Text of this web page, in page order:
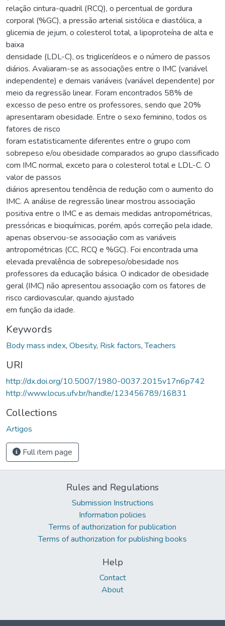
relação cintura-quadril (RCQ), o percentual de gordura
corporal (%GC), a pressão arterial sistólica e diastólica, a
glicemia de jejum, o colesterol total, a lipoproteína de alta e
baixa
densidade (LDL-C), os triglicerídeos e o número de passos
diários. Avaliaram-se as associações entre o IMC (variável
independente) e demais variáveis (variável dependente) por
meio da regressão linear. Foram encontrados 58% de
excesso de peso entre os professores, sendo que 20%
apresentaram obesidade. Entre o sexo feminino, todos os
fatores de risco
foram estatisticamente diferentes entre o grupo com
sobrepeso e/ou obesidade comparados ao grupo classificado
com IMC normal, exceto para o colesterol total e LDL-C. O
valor de passos
diários apresentou tendência de redução com o aumento do
IMC. A análise de regressão linear mostrou associação
positiva entre o IMC e as demais medidas antropométricas,
pressóricas e bioquímicas, porém, após correção pela idade,
apenas observou-se associação com as variáveis
antropométricas (CC, RCQ e %GC). Foi encontrada uma
elevada prevalência de sobrepeso/obesidade nos
professores da educação básica. O indicador de obesidade
geral (IMC) não apresentou associação com os fatores de
risco cardiovascular, quando ajustado
em função da idade.
Keywords
Body mass index, Obesity, Risk factors,Teachers
URI
http://dx.doi.org/10.5007/1980-0037.2015v17n6p742
http://www.locus.ufv.br/handle/123456789/16831
Collections
Artigos
Full item page
Rules and Regulations
Submission Instructions
Information policies
Terms of authorization for publication
Terms of authorization for publishing books
Help
Contact
About